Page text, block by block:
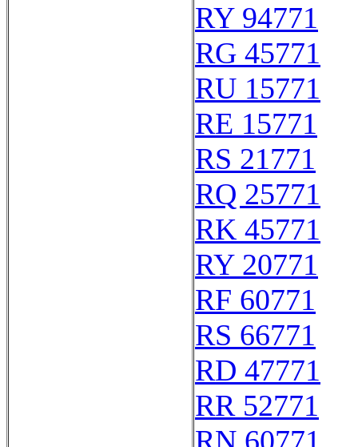
RY 94771
RG 45771
RU 15771
RE 15771
RS 21771
RQ 25771
RK 45771
RY 20771
RF 60771
RS 66771
RD 47771
RR 52771